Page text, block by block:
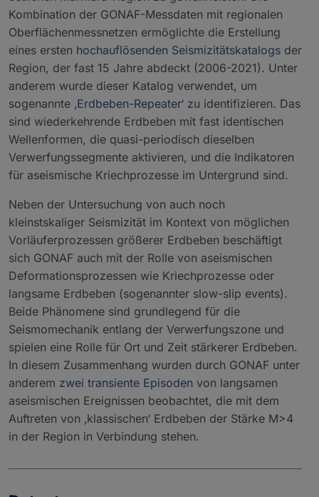
Kombination der GONAF-Messdaten mit regionalen
Oberflächenmessnetzen ermöglichte die Erstellung
eines ersten hochauflösenden Seismizitätskatalogs der
Region, der fast 15 Jahre abdeckt (2006-2021). Unter
anderem wurde dieser Katalog verwendet, um
sogenannte ‚Erdbeben-Repeater‘ zu identifizieren. Das
sind wiederkehrende Erdbeben mit fast identischen
Wellenformen, die quasi-periodisch dieselben
Verwerfungssegmente aktivieren, und die Indikatoren
für aseismische Kriechprozesse im Untergrund sind.
Neben der Untersuchung von auch noch
kleinstskaliger Seismizität im Kontext von möglichen
Vorläuferprozessen größerer Erdbeben beschäftigt
sich GONAF auch mit der Rolle von aseismischen
Deformationsprozessen wie Kriechprozesse oder
langsame Erdbeben (sogenannter slow-slip events).
Beide Phänomene sind grundlegend für die
Seismomechanik entlang der Verwerfungszone und
spielen eine Rolle für Ort und Zeit stärkerer Erdbeben.
In diesem Zusammenhang wurden durch GONAF unter
anderem zwei transiente Episoden von langsamen
aseismischen Ereignissen beobachtet, die mit dem
Auftreten von ‚klassischen‘ Erdbeben der Stärke M>4
in der Region in Verbindung stehen.